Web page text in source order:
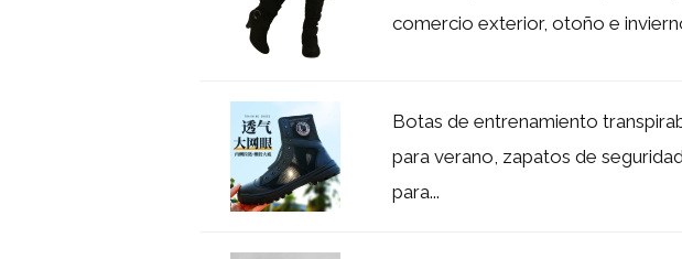
comercio exterior, otoño e
Botas de entrenamiento
para verano, zapatos de
para...